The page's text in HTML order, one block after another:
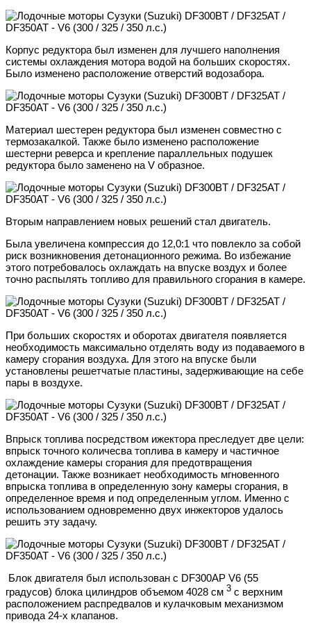
Корпус редуктора был изменен для лучшего наполнения
системы охлаждения мотора водой на больших скоростях.
Было изменено расположение отверстий водозабора.
Материал шестерен редуктора был изменен совместно с
термозакалкой. Также было изменено расположение
шестерни реверса и крепление параллельных подушек
редуктора было заменено на V образное.
Вторым направлением новых решений стал двигатель.
Была увеличена компрессия до 12,0:1 что повлекло за собой
риск возникновения детонационного режима. Во избежание
этого потребовалось охлаждать на впуске воздух и более
точно распылять топливо для правильного сгорания в камере.
При больших скоростях и оборотах двигателя появляется
необходимость максимально отделять воду из подаваемого в
камеру сгорания воздуха. Для этого на впуске были
установлены решетчатые пластины, задерживающие на себе
пары в воздухе.
Впрыск топлива посредством ижектора преследует две цели:
впрыск точного количесва топлива в камеру и частичное
охлаждение камеры сгорания для предотвращения
детонации. Также возникает необходимость мгновенного
впрыска топлива в определенную зону камеры сгорания, в
определенное время и под определенным углом. Именно с
использованием одновременно двух инжекторов удалось
решить эту задачу.
Блок двигателя был использован с DF300AP V6 (55
градусов) блока цилиндров объемом 4028 см 3 с верхним
расположением распредвалов и кулачковым механизмом
привода 24-х клапанов.